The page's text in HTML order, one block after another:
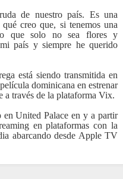
de nuestro país. Es una
creo que, si tenemos una
que solo no sea flores y
país y siempre he querido
está siendo transmitida en
dominicana en estrenar
través de la plataforma Vix.
en United Palace en y a partir
en plataformas con la
abarcando desde Apple TV